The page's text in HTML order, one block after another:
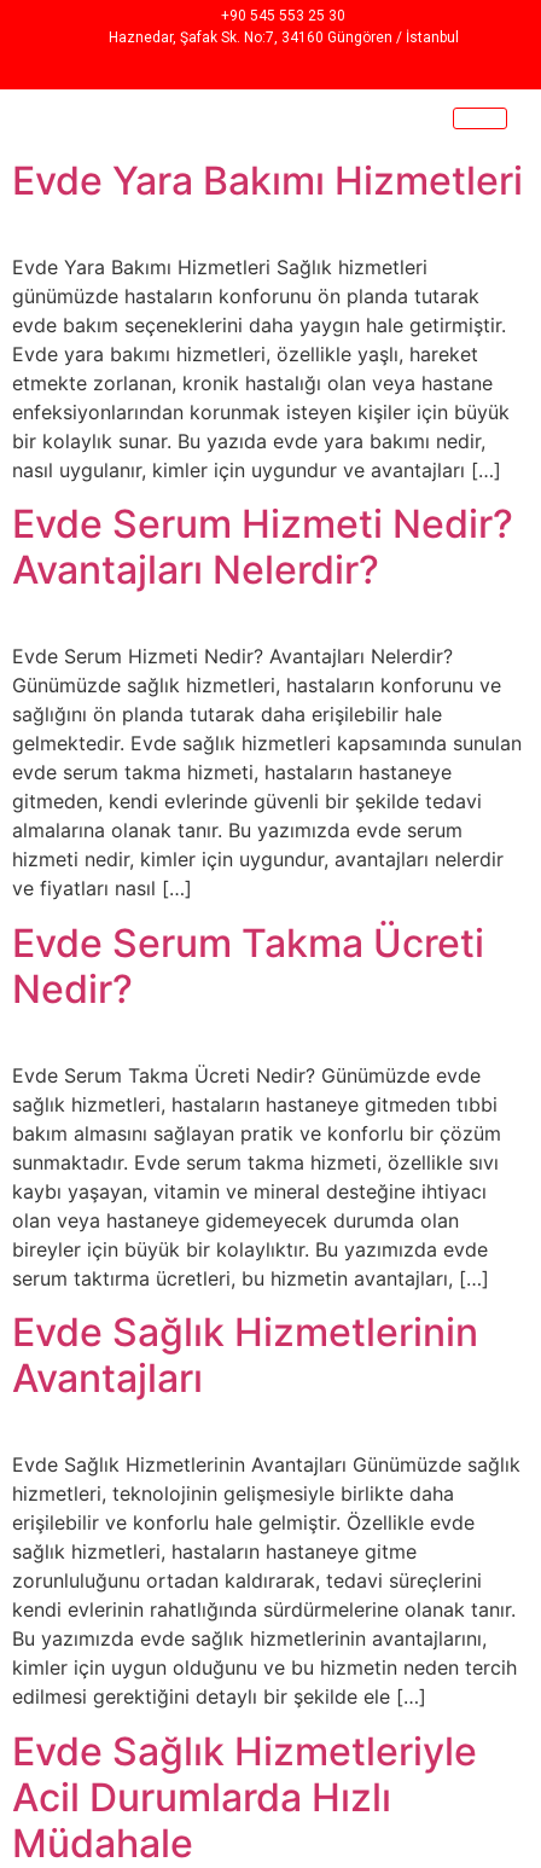
+90 545 553 25 30
Haznedar, Şafak Sk. No:7, 34160 Güngören / İstanbul
Evde Yara Bakımı Hizmetleri
Evde Yara Bakımı Hizmetleri Sağlık hizmetleri
günümüzde hastaların konforunu ön planda tutarak
evde bakım seçeneklerini daha yaygın hale getirmiştir.
Evde yara bakımı hizmetleri, özellikle yaşlı, hareket
etmekte zorlanan, kronik hastalığı olan veya hastane
enfeksiyonlarından korunmak isteyen kişiler için büyük
bir kolaylık sunar. Bu yazıda evde yara bakımı nedir,
nasıl uygulanır, kimler için uygundur ve avantajları […]
Evde Serum Hizmeti Nedir?
Avantajları Nelerdir?
Evde Serum Hizmeti Nedir? Avantajları Nelerdir?
Günümüzde sağlık hizmetleri, hastaların konforunu ve
sağlığını ön planda tutarak daha erişilebilir hale
gelmektedir. Evde sağlık hizmetleri kapsamında sunulan
evde serum takma hizmeti, hastaların hastaneye
gitmeden, kendi evlerinde güvenli bir şekilde tedavi
almalarına olanak tanır. Bu yazımızda evde serum
hizmeti nedir, kimler için uygundur, avantajları nelerdir
ve fiyatları nasıl […]
Evde Serum Takma Ücreti
Nedir?
Evde Serum Takma Ücreti Nedir? Günümüzde evde
sağlık hizmetleri, hastaların hastaneye gitmeden tıbbi
bakım almasını sağlayan pratik ve konforlu bir çözüm
sunmaktadır. Evde serum takma hizmeti, özellikle sıvı
kaybı yaşayan, vitamin ve mineral desteğine ihtiyacı
olan veya hastaneye gidemeyecek durumda olan
bireyler için büyük bir kolaylıktır. Bu yazımızda evde
serum taktırma ücretleri, bu hizmetin avantajları, […]
Evde Sağlık Hizmetlerinin
Avantajları
Evde Sağlık Hizmetlerinin Avantajları Günümüzde sağlık
hizmetleri, teknolojinin gelişmesiyle birlikte daha
erişilebilir ve konforlu hale gelmiştir. Özellikle evde
sağlık hizmetleri, hastaların hastaneye gitme
zorunluluğunu ortadan kaldırarak, tedavi süreçlerini
kendi evlerinin rahatlığında sürdürmelerine olanak tanır.
Bu yazımızda evde sağlık hizmetlerinin avantajlarını,
kimler için uygun olduğunu ve bu hizmetin neden tercih
edilmesi gerektiğini detaylı bir şekilde ele […]
Evde Sağlık Hizmetleriyle
Acil Durumlarda Hızlı
Müdahale